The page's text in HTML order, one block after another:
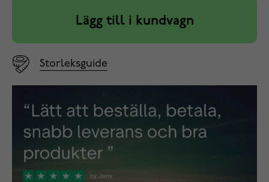
Lägg till i kundvagn
Storleksguide